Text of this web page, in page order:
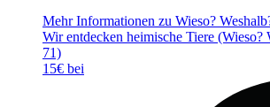
Mehr Informationen zu Wieso?
Wir entdecken heimische Tiere (Wieso?
71)
15€ bei